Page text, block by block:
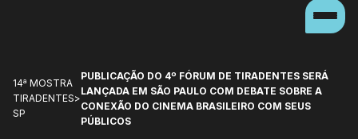
14ª MOSTRA
TIRADENTES
SP
>
PUBLICAÇÃO DO 4º FÓRUM DE TIRADENTES SERÁ
LANÇADA EM SÃO PAULO COM DEBATE SOBRE A
CONEXÃO DO CINEMA BRASILEIRO COM SEUS
PÚBLICOS